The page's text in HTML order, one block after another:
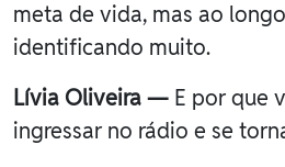
meta de vida, mas ao
identificando muito.
Lívia Oliveira — E por que
ingressar no rádio e se